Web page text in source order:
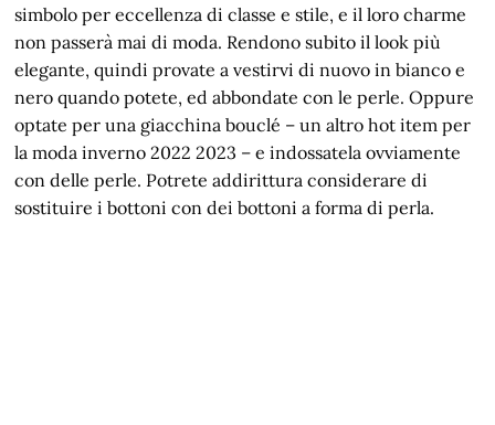
simbolo per eccellenza di classe e stile, e il loro charme
non passerà mai di moda. Rendono subito il look più
elegante, quindi provate a vestirvi di nuovo in bianco e
nero quando potete, ed abbondate con le perle. Oppure
optate per una giacchina bouclé – un altro hot item per
la moda inverno 2022 2023 – e indossatela ovviamente
con delle perle. Potrete addirittura considerare di
sostituire i bottoni con dei bottoni a forma di perla.